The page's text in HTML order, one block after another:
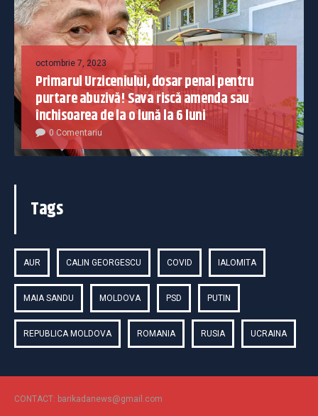
octombrie 7, 2023
Primarul Urziceniului, dosar penal pentru
purtare abuzivă! Sava riscă amenda sau
închisoarea de la o lună la 6 luni
0 Comentariu
Tags
AUR CALIN GEORGESCU COVID IALOMITA
MAIA SANDU MOLDOVA PSD PUTIN
REPUBLICA MOLDOVA ROMANIA RUSIA UCRAINA
CONTACT: barikadanews@gmail.com